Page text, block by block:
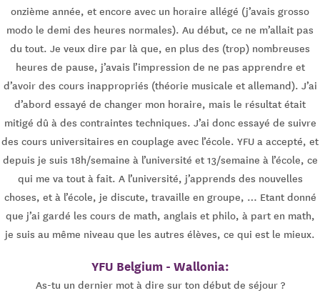
onzième année, et encore avec un horaire allégé (j’avais grosso
modo le demi des heures normales). Au début, ce ne m’allait pas
du tout. Je veux dire par là que, en plus des (trop) nombreuses
heures de pause, j’avais l’impression de ne pas apprendre et
d’avoir des cours inappropriés (théorie musicale et allemand). J’ai
d’abord essayé de changer mon horaire, mais le résultat était
mitigé dû à des contraintes techniques. J’ai donc essayé de suivre
des cours universitaires en couplage avec l’école. YFU a accepté, et
depuis je suis 18h/semaine à l’université et 13/semaine à l’école, ce
qui me va tout à fait. A l’université, j’apprends des nouvelles
choses, et à l’école, je discute, travaille en groupe, … Etant donné
que j’ai gardé les cours de math, anglais et philo, à part en math,
je suis au même niveau que les autres élèves, ce qui est le mieux.
YFU Belgium - Wallonia:
As-tu un dernier mot à dire sur ton début de séjour ?